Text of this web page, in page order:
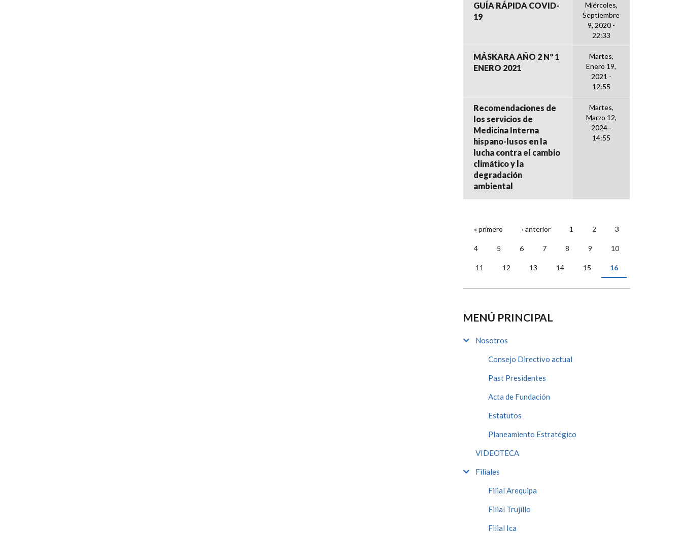
GUÍA RÁPIDA COVID-
19
Miércoles,
Septiembre
9, 2020 -
22:33
MÁSKARA AÑO 2 Nº 1
ENERO 2021
Martes,
Enero 19,
2021 -
12:55
Recomendaciones de
los servicios de
Medicina Interna
hispano-lusos en la
lucha contra el cambio
climático y la
degradación
ambiental
Martes,
Marzo 12,
2024 -
14:55
PÁGINAS
« primero ‹ anterior 1 2 3
4 5 6 7 8 9 10
11 12 13 14 15 16
MENÚ PRINCIPAL
Nosotros
Consejo Directivo actual
Past Presidentes
Acta de Fundación
Estatutos
Planeamiento Estratégico
VIDEOTECA
Filiales
Filial Arequipa
Filial Trujillo
Filial Ica